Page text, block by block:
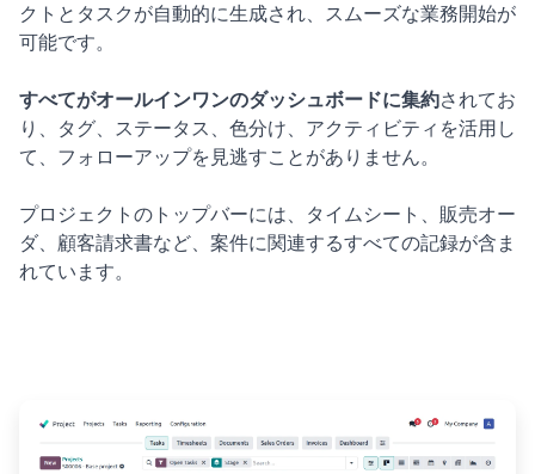
クトとタスクが自動的に生成され、スムーズな業務開始が
可能です。
すべてがオールインワンのダッシュボードに集約されてお
り、タグ、ステータス、色分け、アクティビティを活用し
て、フォローアップを見逃すことがありません。
プロジェクトのトップバーには、タイムシート、販売オー
ダ、顧客請求書など、案件に関連するすべての記録が含ま
れています。